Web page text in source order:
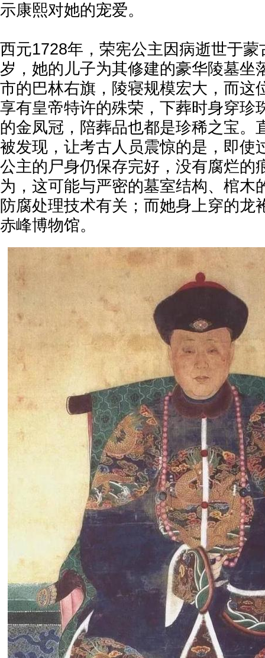
示康熙对她的宠爱。
西元1728年，荣宪公主因病逝世于蒙
岁，她的儿子为其修建的豪华陵墓坐
市的巴林右旗，陵寝规模宏大，而这
享有皇帝特许的殊荣，下葬时身穿珍
的金凤冠，陪葬品也都是珍稀之宝。
被发现，让考古人员震惊的是，即使
公主的尸身仍保存完好，没有腐烂的
为，这可能与严密的墓室结构、棺木
防腐处理技术有关；而她身上穿的龙
赤峰博物馆。